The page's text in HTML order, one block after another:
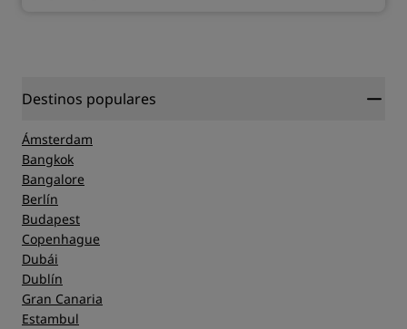
Destinos populares
Ámsterdam
Bangkok
Bangalore
Berlín
Budapest
Copenhague
Dubái
Dublín
Gran Canaria
Estambul